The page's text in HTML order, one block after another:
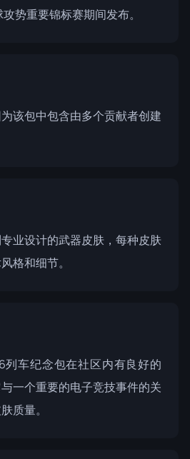
势重要锦标赛期间发布。
该包中包含由多个贡献者创建
业设计的武器皮肤，每种皮肤
格和细节。
列车纪念包在社区内有良好的
一个重要的电子竞技事件的关
质量。